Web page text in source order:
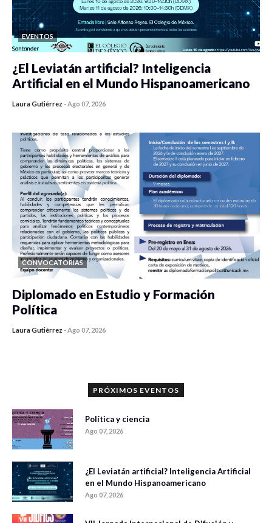
EVENTOS
¿El Leviatán artificial? Inteligencia
Artificial en el Mundo Hispanoamericano
Laura Gutiérrez - Ago 07, 2026
CONVOCATORIAS
Diplomado en Estudio y Formación
Política
Laura Gutiérrez - Ago 07, 2026
PRÓXIMOS EVENTOS
Política y ciencia
Ago 07, 2026
¿El Leviatán artificial? Inteligencia Artificial
en el Mundo Hispanoamericano
Ago 07, 2026